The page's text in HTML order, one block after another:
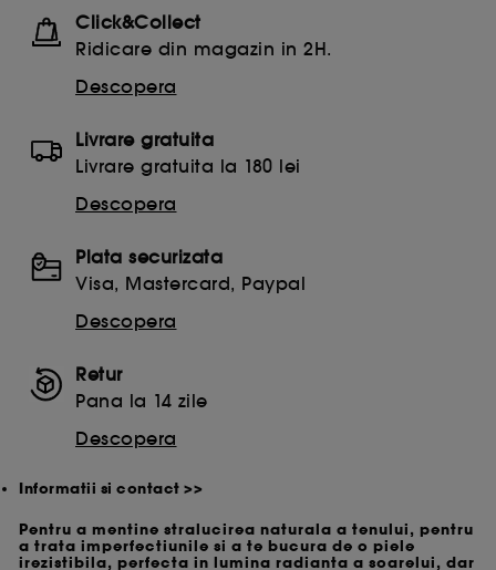
Click&Collect
Ridicare din magazin in 2H.
Descopera
Livrare gratuita
Livrare gratuita la 180 lei
Descopera
Plata securizata
Visa, Mastercard, Paypal
Descopera
Retur
Pana la 14 zile
Descopera
Informatii si contact >>
Pentru a mentine stralucirea naturala a tenului, pentru
a trata imperfectiunile si a te bucura de o piele
irezistibila, perfecta in lumina radianta a soarelui, dar